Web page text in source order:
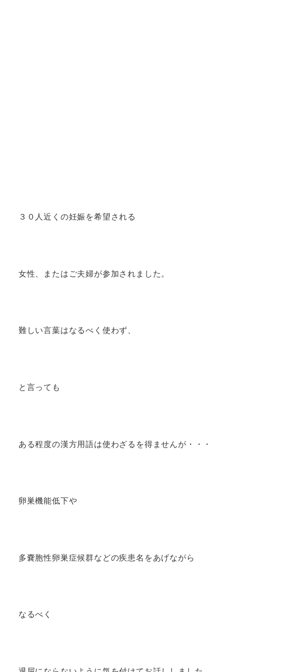
３０人近くの妊娠を希望される
女性、またはご夫婦が参加されました。
難しい言葉はなるべく使わず、
と言っても
ある程度の漢方用語は使わざるを得ませんが・・・
卵巣機能低下や
多嚢胞性卵巣症候群などの疾患名をあげながら
なるべく